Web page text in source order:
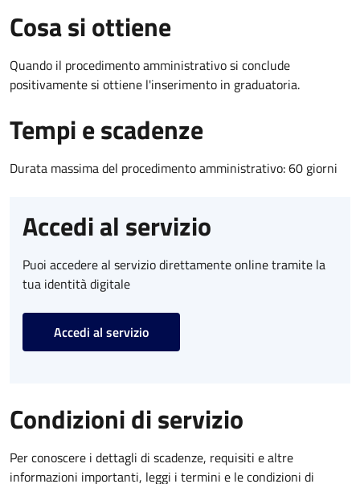
Cosa si ottiene
Quando il procedimento amministrativo si conclude
positivamente si ottiene l'inserimento in graduatoria.
Tempi e scadenze
Durata massima del procedimento amministrativo: 60 giorni
Accedi al servizio
Puoi accedere al servizio direttamente online tramite la
tua identità digitale
Accedi al servizio
Condizioni di servizio
Per conoscere i dettagli di scadenze, requisiti e altre
informazioni importanti, leggi i termini e le condizioni di